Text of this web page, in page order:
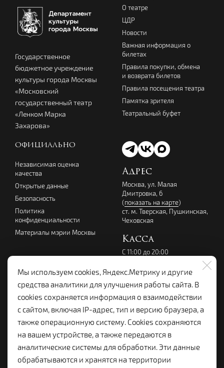
Государственное
бюджетное учреждение
культуры города Москвы
«Московский
государственный театр
«Ленком Марка
Захарова»
О театре
ЦДР
Новости
Важная информация о
билетах
Правила покупки, обмена
и возврата билетов
Правила посещения театра
Памятка зрителя
Театральный буфет
ОФИЦИАЛЬНО
Независимая оценка
качества
Открытые данные
Безопасность
Политика
конфиденциальности
Материалы мэрии Москвы
Адрес
Москва, ул. Малая
Дмитровка, 6
(показать на карте)
ст. м. Тверская, Пушкинская,
Чеховская
Касса
С 11:00 до 20:00
без выходных
+7 (495) 699-07-08
kassalenkom@yandex.ru
Администрация
+7 (495) 699-19-92
lenkom.adm@yandex.ru
с 10:00 до 18:00
+7 (495) 699-96-68
Мы используем cookies, Яндекс.Метрику и другие
средства аналитики для улучшения работы сайта. В
cookies сохраняется информация о взаимодействии
с сайтом, включая IP-адрес, тип и версию браузера, а
также операционную систему. Cookies сохраняются
на вашем устройстве, а также передаются в
аналитические системы для обработки. Эти данные
обрабатываются и хранятся на территории